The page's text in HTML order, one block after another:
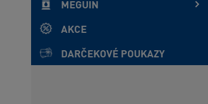
MEGUIN
AKCE
DARČEKOVÉ POUKAZY